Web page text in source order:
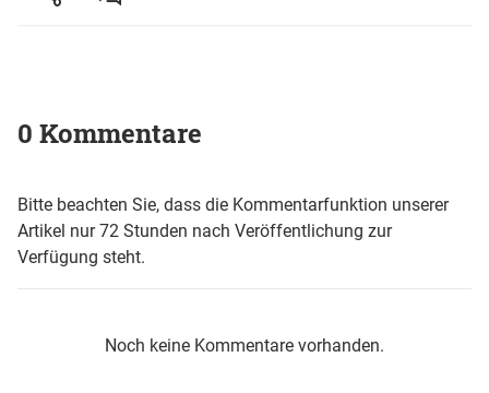
0 Kommentare
Bitte beachten Sie, dass die Kommentarfunktion unserer
Artikel nur 72 Stunden nach Veröffentlichung zur
Verfügung steht.
Noch keine Kommentare vorhanden.